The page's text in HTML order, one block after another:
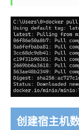
创建宿主机